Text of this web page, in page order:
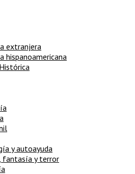
extranjera
hispanoamericana
y autoayuda
fantasía y terror